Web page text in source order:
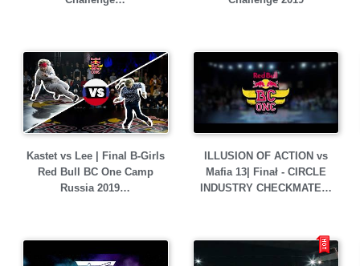
Kastet vs Lee | Final B-Girls
Red Bull BC One Camp
Russia 2019…
ILLUSION OF ACTION vs
Mafia 13| Finał - CIRCLE
INDUSTRY CHECKMATE…